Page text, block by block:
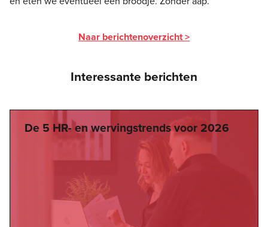
Naar berichtenoverzicht >
Interessante berichten
De 5 HR- en wervingstrends voor 2026